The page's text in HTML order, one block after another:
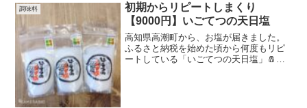
調味料
初期からリピートしまくり
【9000円】いごてつの天日塩
高知県高潮町から、お塩が届きました。
ふるさと納税を始めた頃から何度もリピ
ートしている「いごてつの天日塩」🧂な